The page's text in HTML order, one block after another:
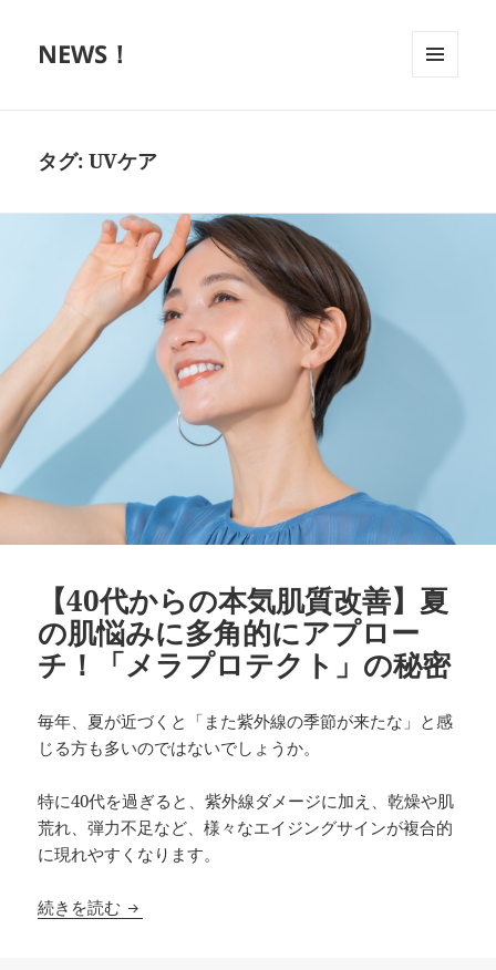
NEWS！
タグ:UVケア
【40代からの本気肌質改善】夏
の肌悩みに多角的にアプロー
チ！「メラプロテクト」の秘密
毎年、夏が近づくと「また紫外線の季節が来たな」と感
じる方も多いのではないでしょうか。
特に40代を過ぎると、紫外線ダメージに加え、乾燥や肌
荒れ、弾力不足など、様々なエイジングサインが複合的
に現れやすくなります。
続きを読む 【40代からの本気肌質改善】夏の肌悩みに多角